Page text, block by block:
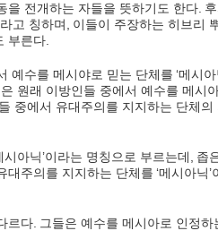
을 전개하는 자들을 뜻하기도 한다
고 칭하며
이들이 주장하는 히브리
부른다
예수를 메시야로 믿는 단체를 ‘메시
원래 이방인들 중에서 예수를 메시
중에서 유대주의를 지지하는 단체의
시아닉’이라는 명칭으로 부르는데
좁
대주의를 지지하는 단체를 ‘메시아닉’
르다 그들은 예수를 메시아로 인정하